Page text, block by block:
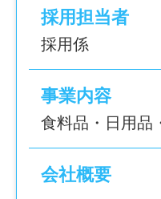
対応してく
すね。
8:00
山口県下関市※
勤務地変更の可
給与
時給 水産以外
時給 水産のみ
採用担当者
採用係
事業内容
食料品・日用品
会社概要